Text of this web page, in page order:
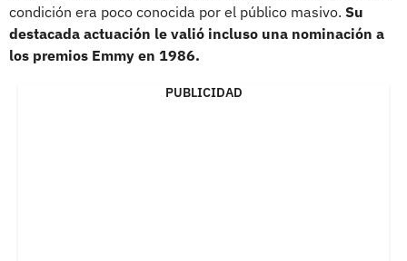
condición era poco conocida por el público masivo. Su
destacada actuación le valió incluso una nominación a
los premios Emmy en 1986.
PUBLICIDAD